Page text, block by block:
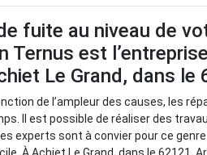
fuite au niveau de
Ternus est
Le Grand, dans le
de l’ampleur des causes, les
Il est possible de réaliser des
experts sont à convier pour ce